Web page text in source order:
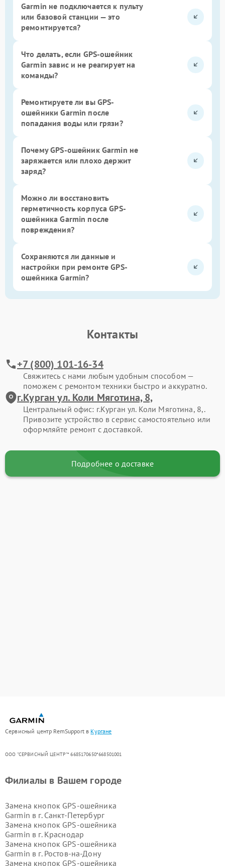
Garmin не подключается к пульту
или базовой станции — это
ремонтируется?
Что делать, если GPS-ошейник
Garmin завис и не реагирует на
команды?
Ремонтируете ли вы GPS-
ошейники Garmin после
попадания воды или грязи?
Почему GPS-ошейник Garmin не
заряжается или плохо держит
заряд?
Можно ли восстановить
герметичность корпуса GPS-
ошейника Garmin после
повреждения?
Сохраняются ли данные и
настройки при ремонте GPS-
ошейника Garmin?
Контакты
+7 (800) 101-16-34
Свяжитесь с нами любым удобным способом —
поможем с ремонтом техники быстро и аккуратно.
г.Курган ул. Коли Мяготина, 8,
Центральный офис: г.Курган ул. Коли Мяготина, 8,.
Привозите устройство в сервис самостоятельно или
оформляйте ремонт с доставкой.
Подробнее о доставке
Сервисный центр RemSupport в Кургане
ООО "СЕРВИСНЫЙ ЦЕНТР"* 6685170650*668501001
Филиалы в Вашем городе
Замена кнопок GPS-ошейника
Garmin в г. Санкт-Петербург
Замена кнопок GPS-ошейника
Garmin в г. Краснодар
Замена кнопок GPS-ошейника
Garmin в г. Ростов-на-Дону
Замена кнопок GPS-ошейника